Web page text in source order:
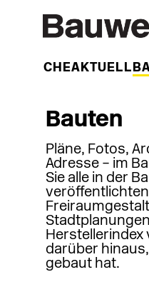
WOCHEAKTUELL
Bauten
Pläne, Fotos,
Adresse – im
Sie alle in der
Herstellerindex
darüber
gebaut hat.